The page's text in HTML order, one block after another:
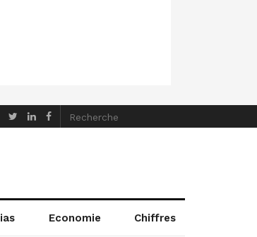
Economie Chiffres